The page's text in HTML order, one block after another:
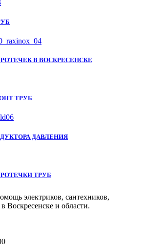
В ВОСКРЕСЕНСКЕ
ТРУБ
ДАВЛЕНИЯ
ТРУБ
электриков, сантехников,
Воскресенске и области.